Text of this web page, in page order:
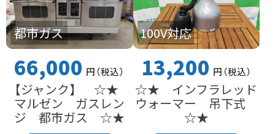
都市ガス
66,000 円（税込）
【ジャンク】 ☆★
マルゼン ガスレン
ジ 都市ガス ☆★
100V対応
13,200 円（税込）
☆★ インフラレッド
ウォーマー 吊下式
☆★